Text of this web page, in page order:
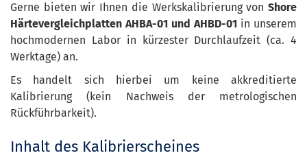
Gerne bieten wir Ihnen die Werkskalibrierung von Shore
Härtevergleichplatten AHBA-01 und AHBD-01 in unserem
hochmodernen Labor in kürzester Durchlaufzeit (ca. 4
Werktage) an.
Es handelt sich hierbei um keine akkreditierte
Kalibrierung (kein Nachweis der metrologischen
Rückführbarkeit).
Inhalt des Kalibrierscheines